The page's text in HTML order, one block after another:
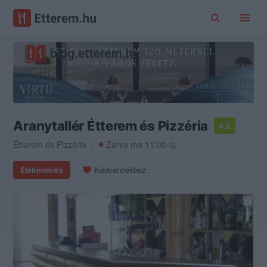
Aranytallér Étterem és Pizzéria
4.0
Étterem és Pizzéria Zárva ma 11:00-ig
Ételrendelés Kedvencekhez